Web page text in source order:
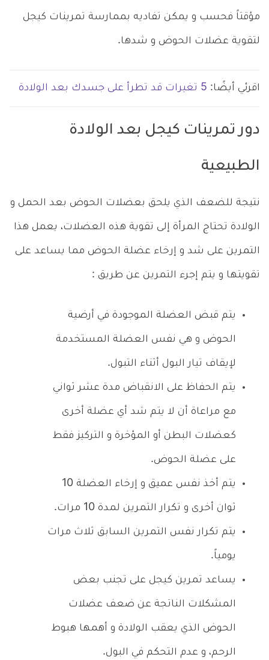
مؤقتاً فحسب و يمكن تفاديه بممارسة تمرينات كيجل
لتقوية عضلات الحوض و شدها.
اقرئي أيضًا: 5 تغيرات قد تطرأ على جسدك بعد الولادة
دور تمرينات كيجل بعد الولادة
الطبيعية
نتيجة للضعف الذي يلحق بعضلات الحوض بعد الحمل و
الولادة تحتاج المرأة إلى تقوية هذه العضلات، يعمل هذا
التمرين على شد و إرخاء عضلة الحوض مما يساعد على
تقويتها و يتم إجرء التمرين عن طريق :
يتم قبض العضلة الموجودة في أرضية
الحوض و هي نفس العضلة المستخدمة
لإيقاف تيار البول أثناء التبول.
يتم الحفاظ على الانقباض مدة عشر ثواني
مع مراعاة أن لا يتم شد أي عضلة أخرى
كعضلات البطن أو المؤخرة و التركيز فقط
على عضلة الحوض.
يتم أخذ نفس عميق و إرخاء العضلة 10
ثوان أخرى و تكرار التمرين لمدة 10 مرات.
يتم تكرار نفس التمرين السابق ثلاث مرات
يومياً.
يساعد تمرين كيجل على تجنب بعض
المشكلات الناتجة عن ضعف عضلات
الحوض الذي يعقب الولادة و أهمها هبوط
الرحم، و عدم التحكم في البول.